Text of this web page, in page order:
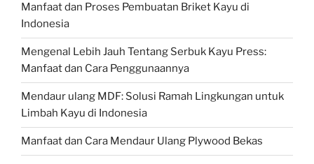
Manfaat dan Proses Pembuatan Briket Kayu di
Indonesia
Mengenal Lebih Jauh Tentang Serbuk Kayu Press:
Manfaat dan Cara Penggunaannya
Mendaur ulang MDF: Solusi Ramah Lingkungan untuk
Limbah Kayu di Indonesia
Manfaat dan Cara Mendaur Ulang Plywood Bekas